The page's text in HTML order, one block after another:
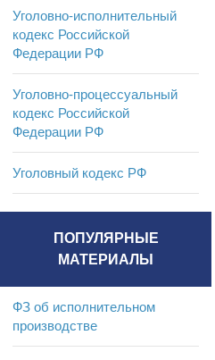
Уголовно-исполнительный
кодекс Российской
Федерации РФ
Уголовно-процессуальный
кодекс Российской
Федерации РФ
Уголовный кодекс РФ
ПОПУЛЯРНЫЕ
МАТЕРИАЛЫ
ФЗ об исполнительном
производстве